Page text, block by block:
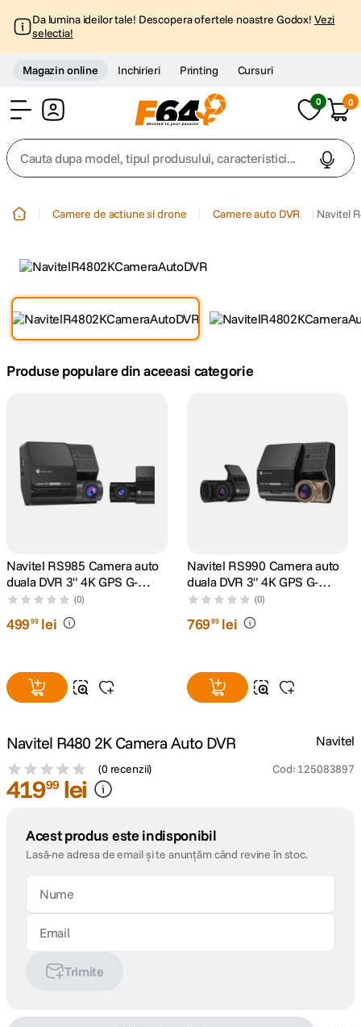
Da lumina ideilor tale! Descopera ofertele noastre Godox! Vezi
selectia!
Magazin online Inchirieri Printing Cursuri
0 0
Cauta dupa model, tipul produsului, caracteristici...
3. trepied telefon
7. card memorie
10 godox
Camere de actiune si drone Camere auto DVR Navitel
Produse populare din aceeasi categorie
Navitel RS985 Camera auto
duala DVR 3" 4K GPS G-
Senzor
(0)
49999 lei
Navitel RS990 Camera auto
duala DVR 3" 4K GPS G-
Senzor
(0)
76999 lei
Navitel R480 2K Camera Auto DVR
(0 recenzii) Cod: 125083897
Navitel
41999 lei
Acest produs este indisponibil
Lasă-ne adresa de email și te anunțăm când revine în stoc.
Trimite